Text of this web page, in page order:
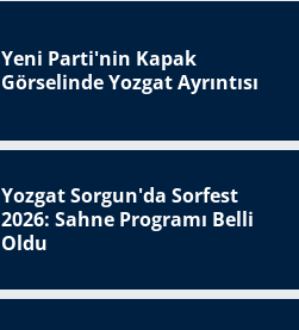
Yeni Parti'nin Kapak
Görselinde Yozgat Ayrıntısı
Yozgat Sorgun'da Sorfest
2026: Sahne Programı Belli
Oldu